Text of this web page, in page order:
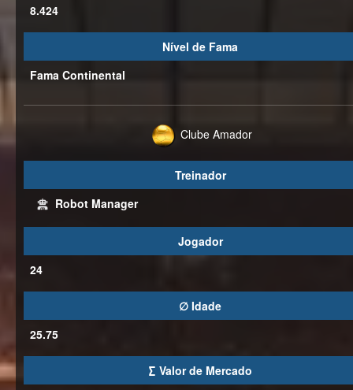
8.424
Nível de Fama
Fama Continental
Clube Amador
Treinador
Robot Manager
Jogador
24
∅ Idade
25.75
∑ Valor de Mercado